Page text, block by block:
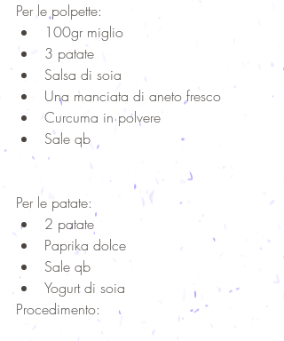
Per le polpette:
100gr miglio
3 patate
Salsa di soia
Una manciata di aneto fresco
Curcuma in polvere
Sale qb
Per le patate:
2 patate
Paprika dolce
Sale qb
Yogurt di soia
Procedimento: